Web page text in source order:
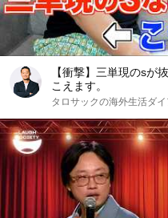
【衝撃】三単現のsが
こえます。
タロサックの海外生活ダ